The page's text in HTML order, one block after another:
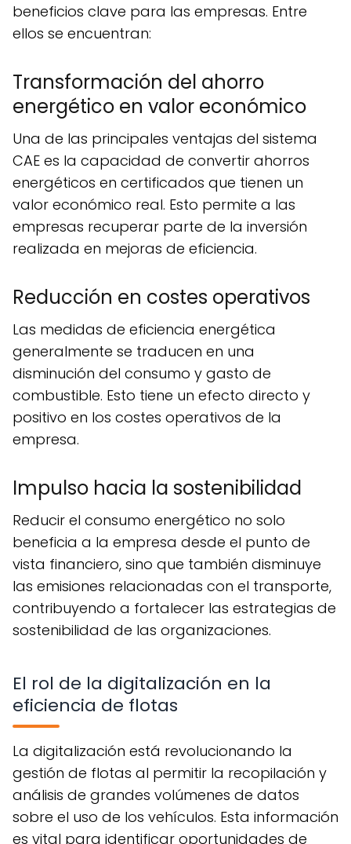
beneficios clave para las empresas. Entre
ellos se encuentran:
Transformación del ahorro
energético en valor económico
Una de las principales ventajas del sistema
CAE es la capacidad de convertir ahorros
energéticos en certificados que tienen un
valor económico real. Esto permite a las
empresas recuperar parte de la inversión
realizada en mejoras de eficiencia.
Reducción en costes operativos
Las medidas de eficiencia energética
generalmente se traducen en una
disminución del consumo y gasto de
combustible. Esto tiene un efecto directo y
positivo en los costes operativos de la
empresa.
Impulso hacia la sostenibilidad
Reducir el consumo energético no solo
beneficia a la empresa desde el punto de
vista financiero, sino que también disminuye
las emisiones relacionadas con el transporte,
contribuyendo a fortalecer las estrategias de
sostenibilidad de las organizaciones.
El rol de la digitalización en la
eficiencia de flotas
La digitalización está revolucionando la
gestión de flotas al permitir la recopilación y
análisis de grandes volúmenes de datos
sobre el uso de los vehículos. Esta información
es vital para identificar oportunidades de